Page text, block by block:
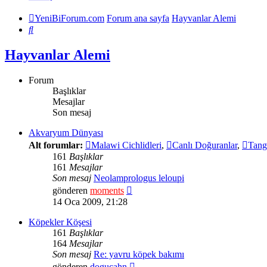
YeniBiForum.com Forum ana sayfa Hayvanlar Alemi
Ara
Hayvanlar Alemi
Forum
Başlıklar
Mesajlar
Son mesaj
Akvaryum Dünyası
Alt forumlar:
Malawi Cichlidleri, Canlı Doğuranlar,
161 Başlıklar
161 Mesajlar
Son mesaj Neolamprologus leloupi
gönderen moments
14 Oca 2009, 21:28
Köpekler Köşesi
161 Başlıklar
164 Mesajlar
Son mesaj Re: yavru köpek bakımı